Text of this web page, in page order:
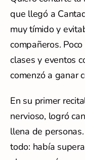
que llegó a
muy tímido y
compañeros.
clases y eventos
comenzó a ganar
En su primer
nervioso, logró
llena de
todo: había